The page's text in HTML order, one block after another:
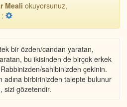
Meali okuyorsunuz,
bir özden/candan yaratan,
bu ikisinden de birçok erkek
sahibinizden çekinin.
adına birbirinizden talepte bulunur
sizi gözetendir.